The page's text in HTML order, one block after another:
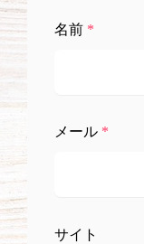
名前 *
メール *
サイト